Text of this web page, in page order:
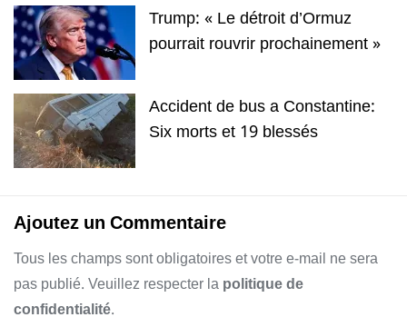
Trump: « Le détroit d’Ormuz
pourrait rouvrir prochainement »
Accident de bus a Constantine:
Six morts et 19 blessés
Ajoutez un Commentaire
Tous les champs sont obligatoires et votre e-mail ne sera
pas publié. Veuillez respecter lapolitique de
confidentialité.